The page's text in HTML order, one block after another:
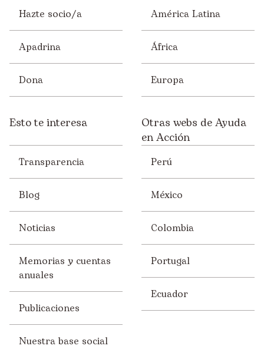
Honduras
India
Malawi
Mali
México
Mozambique
Nepal
Nicaragua
Níger
Paraguay
Perú
Portugal
Uganda
Hazte socio/a
Apadrina
Dona
América Latina
África
Europa
Esto te interesa
Transparencia
Blog
Noticias
Memorias y cuentas
anuales
Publicaciones
Nuestra base social
Otras webs de Ayuda
en Acción
Perú
México
Colombia
Portugal
Ecuador